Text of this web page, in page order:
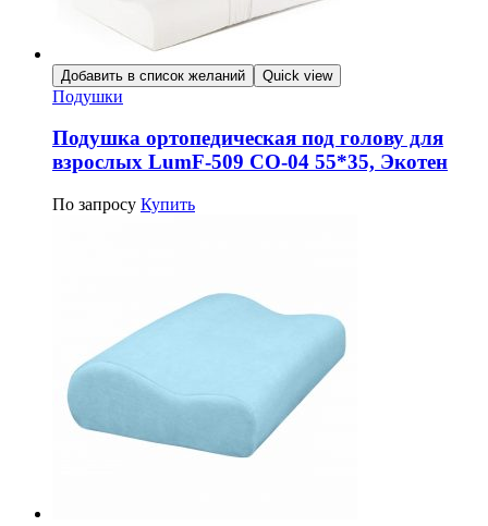
Добавить в список желаний Quick view
Подушки
Подушка ортопедическая под голову для
взрослых LumF-509 CО-04 55*35, Экотен
По запросу Купить